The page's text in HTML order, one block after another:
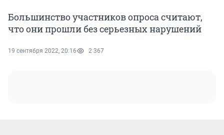
Большинство участников опроса считают,
что они прошли без серьезных нарушений
19 сентября 2022, 20:16 2 367